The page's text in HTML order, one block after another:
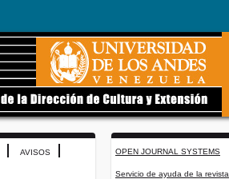
OPEN JOURNAL SYSTEMS
Servicio de ayuda de la revista
AVISOS